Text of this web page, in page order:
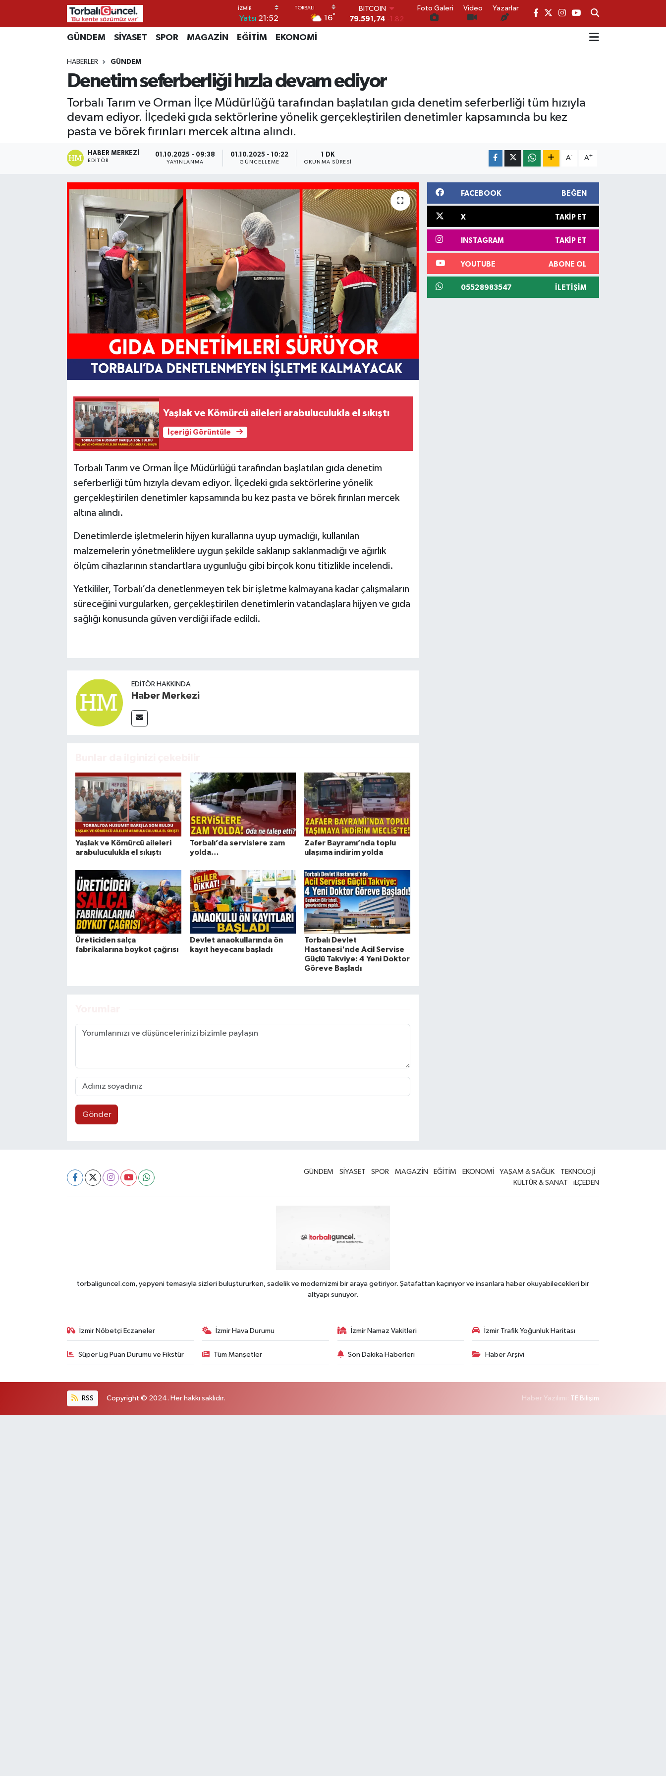
Yatsı 21:52 16°
79.591,74
DOLAR
45,43620 0.02
G.ALTIN
6862,09000
BİST100
14.598,00
0
Foto Galeri Video Yazarlar
GÜNDEM SİYASET SPOR MAGAZİN EĞİTİM EKONOMİ
HABERLER GÜNDEM
Denetim seferberliği hızla devam ediyor
Torbalı Tarım ve Orman İlçe Müdürlüğü tarafından başlatılan gıda denetim seferberliği tüm hızıyla
devam ediyor. İlçedeki gıda sektörlerine yönelik gerçekleştirilen denetimler kapsamında bu kez
pasta ve börek fırınları mercek altına alındı.
HABER MERKEZI
EDITÖR
01.10.2025 - 09:38
YAYINLANMA
01.10.2025 - 10:22
GÜNCELLEME
1 DK
OKUNMA SÜRESI
A- A+
Yaşlak ve Kömürcü aileleri arabuluculukla el sıkıştı
İçeriği Görüntüle
Torbalı Tarım ve Orman İlçe Müdürlüğü tarafından başlatılan gıda denetim
seferberliği tüm hızıyla devam ediyor. İlçedeki gıda sektörlerine yönelik
gerçekleştirilen denetimler kapsamında bu kez pasta ve börek fırınları mercek
altına alındı.
Denetimlerde işletmelerin hijyen kurallarına uyup uymadığı, kullanılan
malzemelerin yönetmeliklere uygun şekilde saklanıp saklanmadığı ve ağırlık
ölçüm cihazlarının standartlara uygunluğu gibi birçok konu titizlikle incelendi.
Yetkililer, Torbalı’da denetlenmeyen tek bir işletme kalmayana kadar çalışmaların
süreceğini vurgularken, gerçekleştirilen denetimlerin vatandaşlara hijyen ve gıda
sağlığı konusunda güven verdiği ifade edildi.
EDITÖR HAKKINDA
Haber Merkezi
Yaşlak ve Kömürcü aileleri
arabuluculukla el sıkıştı
Torbalı’da servislere zam
yolda…
Zafer Bayramı’nda toplu
ulaşıma indirim yolda
Üreticiden salça
fabrikalarına boykot çağrısı
Devlet anaokullarında ön
kayıt heyecanı başladı
Torbalı Devlet
Hastanesi'nde Acil Servise
Güçlü Takviye: 4 Yeni Doktor
Göreve Başladı
Gönder
FACEBOOK BEĞEN
X TAKIP ET
INSTAGRAM TAKIP ET
YOUTUBE ABONE OL
05528983547 İLETIŞIM
GÜNDEM SİYASET SPOR MAGAZİN EĞİTİM EKONOMİ YAŞAM & SAĞLIK
TEKNOLOJİ
KÜLTÜR & SANAT
iLÇEDEN
torbaliguncel.com, yepyeni temasıyla sizleri buluştururken, sadelik ve modernizmi bir araya getiriyor. Şatafattan kaçınıyor ve insanlara haber okuyabilecekleri bir
altyapı sunuyor.
İzmir Nöbetçi Eczaneler İzmir Hava Durumu İzmir Namaz Vakitleri İzmir Trafik Yoğunluk Haritası
Süper Lig Puan Durumu ve Fikstür Tüm Manşetler Son Dakika Haberleri Haber Arşivi
RSS Copyright © 2024. Her hakkı saklıdır. Haber Yazılımı: TE Bilişim
İzmir Nöbetçi Eczaneler
İzmir Hava Durumu
İzmir Namaz Vakitleri
İzmir Trafik Yoğunluk Haritası
Süper Lig Puan Durumu ve Fikstür
Tüm Manşetler
Son Dakika Haberleri